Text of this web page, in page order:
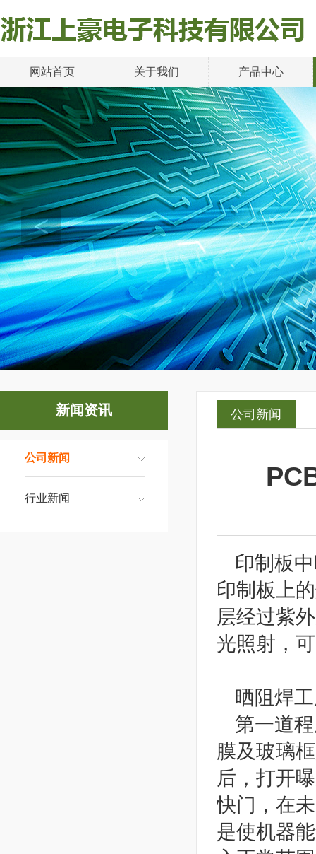
网站首页 关于我们 产品中心
<
新闻资讯
公司新闻
行业新闻
公司新闻
印制板
印制板上
层经过紫
光照射，
晒阻焊
第一道
膜及玻璃
后，打开
快门，在
是使机器